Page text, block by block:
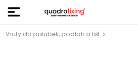
Vruty do palubek, podlah a lišt